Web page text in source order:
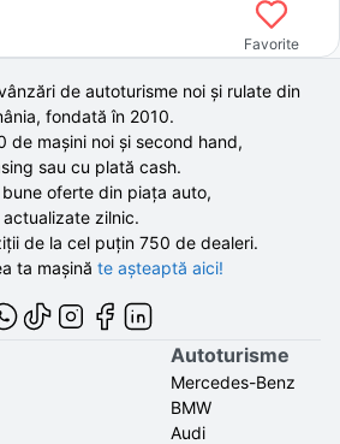
Favorite
de autoturisme noi și rulate din
fondată în 2010.
demașini noi și second hand,
sau cu plată cash.
bune oferte din piața auto,
actualizate zilnic.
de la cel puțin 750 de dealeri.
ta mașină te așteaptă aici!
Autoturisme
Mercedes-Benz
BMW
Audi